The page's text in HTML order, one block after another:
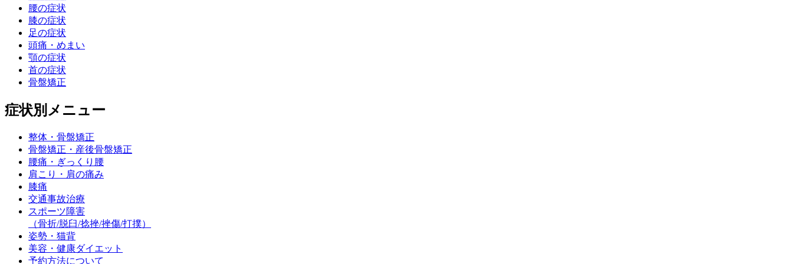
腰の症状
膝の症状
足の症状
頭痛・めまい
顎の症状
首の症状
骨盤矯正
症状別メニュー
整体・骨盤矯正
骨盤矯正・産後骨盤矯正
腰痛・ぎっくり腰
肩こり・肩の痛み
膝痛
交通事故治療
スポーツ障害
（骨折/脱臼/捻挫/挫傷/打撲）
姿勢・猫背
美容・健康ダイエット
予約方法について